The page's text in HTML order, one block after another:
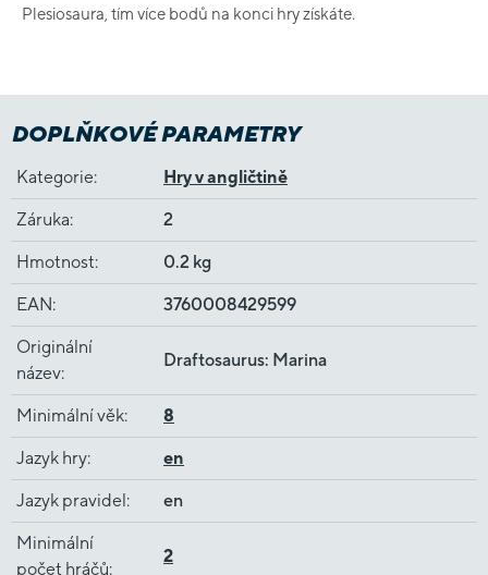
Plesiosaura, tím více bodů na konci hry získáte.
DOPLŇKOVÉ PARAMETRY
Kategorie: Hry v angličtině
Záruka: 2
Hmotnost: 0.2 kg
EAN: 3760008429599
Originální
název:
Draftosaurus: Marina
Minimální věk: 8
Jazyk hry: en
Jazyk pravidel : en
Minimální
počet hráčů:
2